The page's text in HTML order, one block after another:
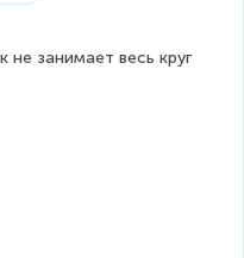
не занимает весь круг